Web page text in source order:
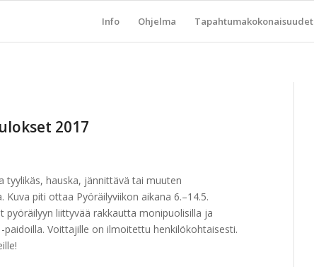
Info Ohjelma Tapahtumakokonaisuudet
2017
hauska, jännittävä tai muuten
piti ottaa Pyöräilyviikon aikana 6.–14.5.
pyöräilyyn liittyvää rakkautta monipuolisilla ja
Voittajille on ilmoitettu henkilökohtaisesti.